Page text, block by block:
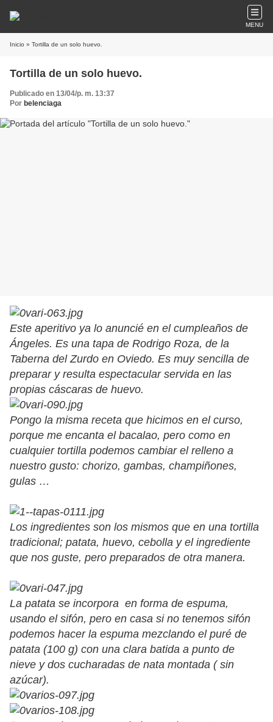
MENU
Inicio » Tortilla de un solo huevo.
Tortilla de un solo huevo.
Publicado en 13/04/p. m. 13:37
Por belenciaga
Este aperitivo ya lo anuncié en el cumpleaños de
Ángeles. Es una tapa de Rodrigo Roza, de la
Taberna del Zurdo en Oviedo. Es muy sencilla de
preparar y resulta espectacular servida en las
propias cáscaras de huevo.
Pongo la misma receta que hicimos en el curso,
porque me encanta el bacalao, pero como en
cualquier tortilla podemos cambiar el relleno a
nuestro gusto: chorizo, gambas, champiñones,
gulas …
Los ingredientes son los mismos que en una tortilla
tradicional; patata, huevo, cebolla y el ingrediente
que nos guste, pero preparados de otra manera.
La patata se incorpora en forma de espuma,
usando el sifón, pero en casa si no tenemos sifón
podemos hacer la espuma mezclando el puré de
patata (100 g) con una clara batida a punto de
nieve y dos cucharadas de nata montada ( sin
azúcar).